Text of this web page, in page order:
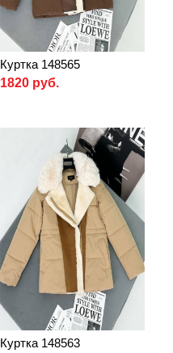
Куртка 148565
1820 руб.
Куртка 148563